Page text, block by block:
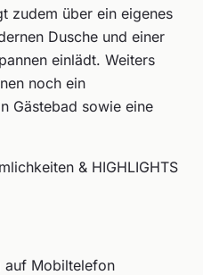
zudem über ein eigenes
Dusche und einer
einlädt. Weiters
noch ein
Gästebad sowie eine
& HIGHLIGHTS
auf Mobiltelefon